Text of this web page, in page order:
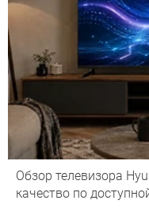
Обзор телевизора
качество по